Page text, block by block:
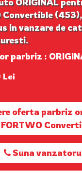
Convertible
in vanzare de
parbriz :
Lei
oferta parbriz
FORTWO
Suna